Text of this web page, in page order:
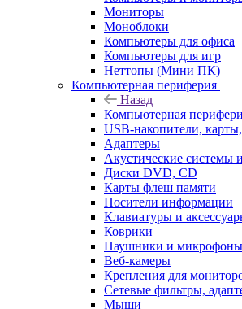
Мониторы
Моноблоки
Компьютеры для офиса
Компьютеры для игр
Неттопы (Мини ПК)
Компьютерная периферия
Назад
Компьютерная
USB-накопители,
Адаптеры
Акустические системы
Диски DVD, CD
Карты флеш памяти
Носители информации
Клавиатуры и
Коврики
Наушники и микрофоны
Веб-камеры
Крепления для
Сетевые фильтры,
Мыши